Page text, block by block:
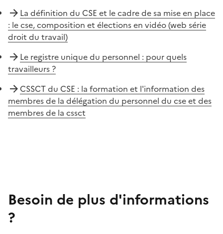
La définition du CSE et le cadre de sa mise en place
: le cse, composition et élections en vidéo (web série
droit du travail)
Le registre unique du personnel : pour quels
travailleurs ?
CSSCT du CSE : la formation et l'information des
membres de la délégation du personnel du cse et des
membres de la cssct
Besoin de plus d'informations
?